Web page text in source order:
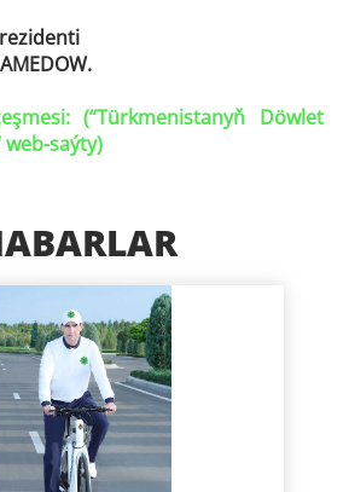
(“Türkmenistanyň Döwlet
web-saýty)